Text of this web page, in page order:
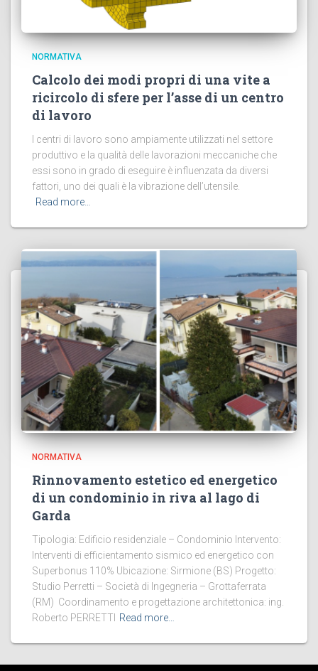
NORMATIVA
Calcolo dei modi propri di una vite a
ricircolo di sfere per l’asse di un centro
di lavoro
I centri di lavoro sono ampiamente utilizzati nel settore
produttivo e la qualità delle lavorazioni meccaniche che
essi sono in grado di eseguire è influenzata da diversi
fattori, uno dei quali è la vibrazione dell’utensile.
Read more…
NORMATIVA
Rinnovamento estetico ed energetico
di un condominio in riva al lago di
Garda
Tipologia: Edificio residenziale – Condominio Intervento:
Interventi di efficientamento sismico ed energetico con
Superbonus 110% Ubicazione: Sirmione (BS) Progetto:
Studio Perretti – Società di Ingegneria – Grottaferrata
(RM) Coordinamento e progettazione architettonica: ing.
Roberto PERRETTI Read more…